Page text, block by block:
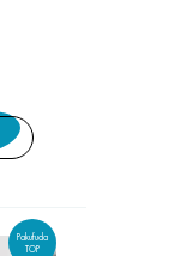
Pakufuda
TOP